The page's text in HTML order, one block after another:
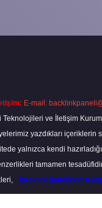
E-mail:
ve İletişim
yazdıkları
yalnızca kendi
tamamen